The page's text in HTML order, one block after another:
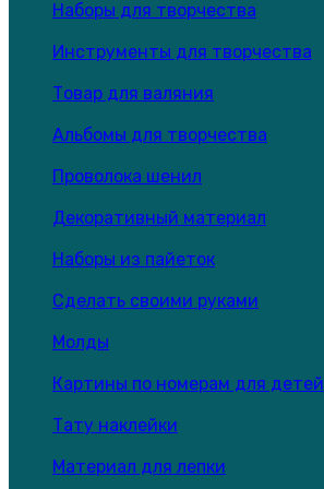
Наборы для творчества
Инструменты для творчества
Товар для валяния
Альбомы для творчества
Проволока шенил
Декоративный материал
Наборы из пайеток
Сделать своими руками
Молды
Картины по номерам для детей
Тату наклейки
Материал для лепки